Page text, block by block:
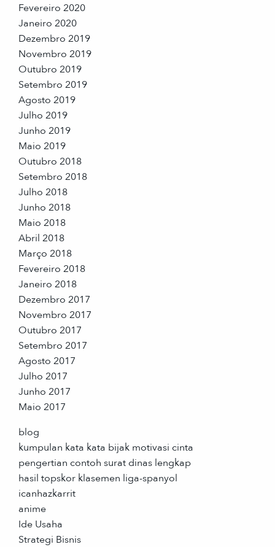
Fevereiro 2020
Janeiro 2020
Dezembro 2019
Novembro 2019
Outubro 2019
Setembro 2019
Agosto 2019
Julho 2019
Junho 2019
Maio 2019
Outubro 2018
Setembro 2018
Julho 2018
Junho 2018
Maio 2018
Abril 2018
Março 2018
Fevereiro 2018
Janeiro 2018
Dezembro 2017
Novembro 2017
Outubro 2017
Setembro 2017
Agosto 2017
Julho 2017
Junho 2017
Maio 2017
blog
kumpulan kata kata bijak motivasi cinta
pengertian contoh surat dinas lengkap
hasil topskor klasemen liga-spanyol
icanhazkarrit
anime
Ide Usaha
Strategi Bisnis